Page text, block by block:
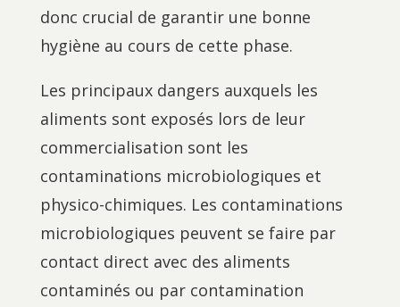
donc crucial de garantir une bonne
hygiène au cours de cette phase.
Les principaux dangers auxquels les
aliments sont exposés lors de leur
commercialisation sont les
contaminations microbiologiques et
physico-chimiques. Les contaminations
microbiologiques peuvent se faire par
contact direct avec des aliments
contaminés ou par contamination